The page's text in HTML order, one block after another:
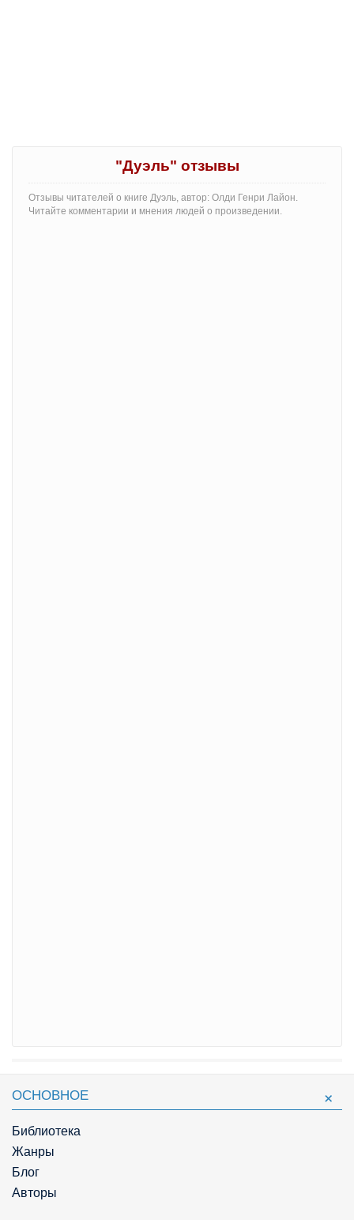
"Дуэль" отзывы
Отзывы читателей о книге Дуэль, автор: Олди Генри Лайон.
Читайте комментарии и мнения людей о произведении.
ОСНОВНОЕ
Библиотека
Жанры
Блог
Авторы